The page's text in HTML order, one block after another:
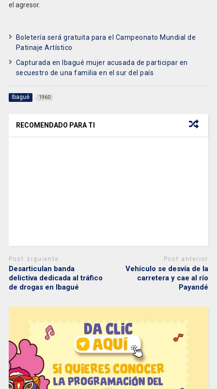
el agresor.
Boletería será gratuita para el Campeonato Mundial de
Patinaje Artístico
Capturada en Ibagué mujer acusada de participar en
secuestro de una familia en el sur del país
Ibagué 1960
RECOMENDADO PARA TI
Post siguiente
Desarticulan banda
delictiva dedicada al tráfico
de drogas en Ibagué
Post anterior
Vehículo se desvía de la
carretera y cae al río
Payandé